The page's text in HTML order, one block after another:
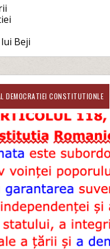
Beji
DEMOCRATIEI CONSTITUTIONLE